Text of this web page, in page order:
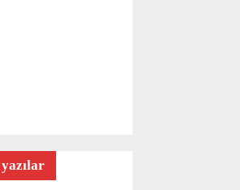
yazılar